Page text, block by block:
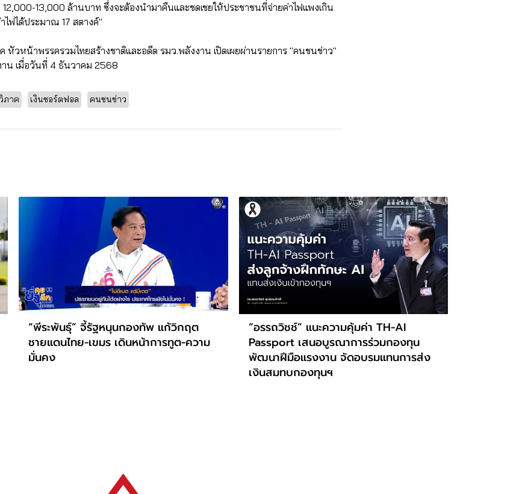
13,000 ล้านบาท ซึ่งจะต้องนำมาคืนและชดเชยให้ประชาชนที่จ่ายค่าไฟแพงเกิน
ไฟได้ประมาณ 17 สตางค์"
หัวหน้าพรรครวมไทยสร้างชาติและอดีต รมว.พลังงาน เปิดเผยผ่านรายการ "คนชนข่าว"
น เมื่อวันที่ 4 ธันวาคม 2568
ภาค เงินชอร์ตฟอล คนชนข่าว
“พีระพันธุ์” จี้รัฐหนุนกองทัพ แก้วิกฤต
ชายแดนไทย-เขมร เดินหน้าการทูต-ความ
มั่นคง
“อรรถวิชช์” แนะความคุ้มค่า TH-AI
Passport เสนอบูรณาการร่วมกองทุน
พัฒนาฝีมือแรงงาน จัดอบรมแทนการส่ง
เงินสมทบกองทุนฯ